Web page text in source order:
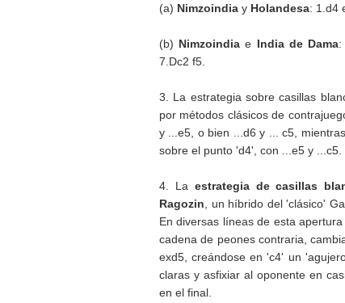
(a) Nimzoindia y Holandesa: 1.d4
(b) Nimzoindia e India de Dama:
7.Dc2 f5.
3. La estrategia sobre casillas
por métodos clásicos de
y ...e5, o bien ...d6 y ... c5,
sobre el punto 'd4', con ...e5 y ...c5.
4. La estrategia de casillas
Ragozin , un híbrido del 'clásico'
En diversas líneas de esta
cadena de peones contraria,
exd5, creándose en 'c4' un
claras y asfixiar al oponente en
en el final.